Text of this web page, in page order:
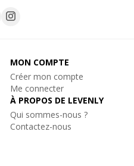
MON COMPTE
Créer mon compte
Me connecter
À PROPOS DE LEVENLY
Qui sommes-nous ?
Contactez-nous